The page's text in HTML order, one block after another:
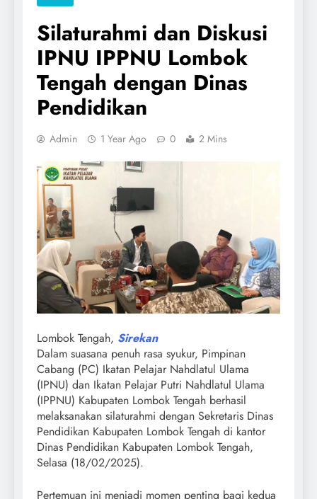
Silaturahmi dan Diskusi
IPNU IPPNU Lombok
Tengah dengan Dinas
Pendidikan
Admin 1 Year Ago 0 2 Mins
Lombok Tengah, Sirekan
Dalam suasana penuh rasa syukur, Pimpinan
Cabang (PC) Ikatan Pelajar Nahdlatul Ulama
(IPNU) dan Ikatan Pelajar Putri Nahdlatul Ulama
(IPPNU) Kabupaten Lombok Tengah berhasil
melaksanakan silaturahmi dengan Sekretaris Dinas
Pendidikan Kabupaten Lombok Tengah di kantor
Dinas Pendidikan Kabupaten Lombok Tengah,
Selasa (18/02/2025).
Pertemuan ini menjadi momen penting bagi kedua